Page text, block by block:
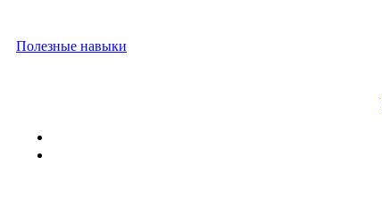
Полезные навыки